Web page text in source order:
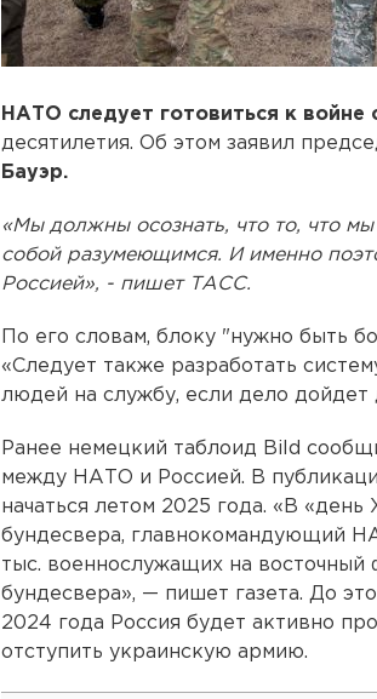
НАТО следует готовиться к войне
десятилетия. Об этом заявил
Бауэр.
«Мы должны осознать, что то, что
собой разумеющимся. И именно
Россией», - пишет ТАСС.
По его словам, блоку "нужно быть
«Следует также разработать
людей на службу, если дело дойдет
Ранее немецкий таблоид Bild
между НАТО и Россией. В
начаться летом 2025 года. «В
бундесвера, главнокомандующий
тыс. военнослужащих на восточный
бундесвера», — пишет газета. До
2024 года Россия будет активно
отступить украинскую армию.